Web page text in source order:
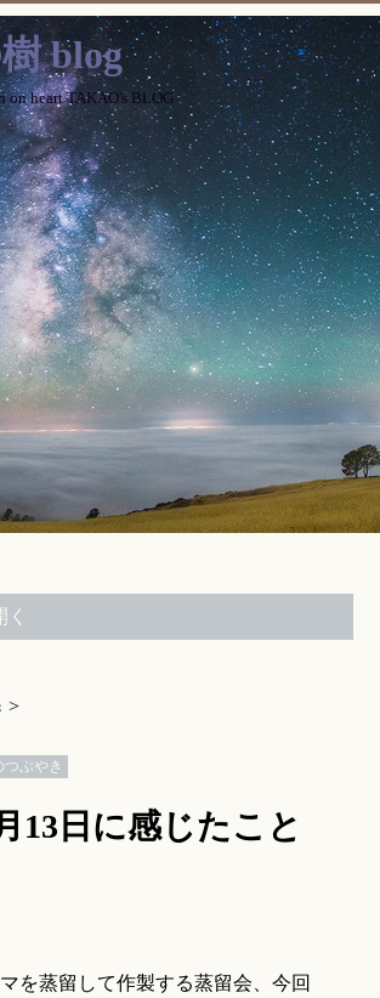
blog
on heart TAKAO's BLOG
つぶやき
13日に感じたこと
を蒸留して作製する蒸留会、今回